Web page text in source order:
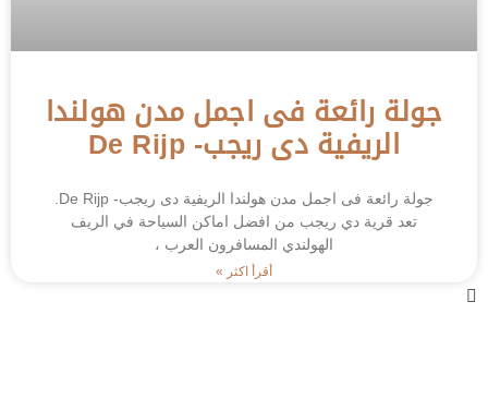
جولة رائعة فى اجمل مدن هولندا
الريفية دى ريجب- De Rijp
تعد قرية دي ريجب من افضل اماكن السياحة في الريف
الهولندي المسافرون العرب ،
أقرأ اكثر »